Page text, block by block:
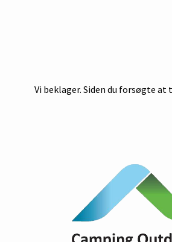
Vi beklager. Siden du forsøgte at